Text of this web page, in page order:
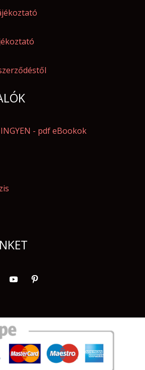
- pdf eBookok